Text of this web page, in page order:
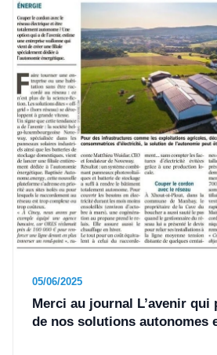
05/06/2025
Merci au journal L’avenir
de nos solutions autonomes